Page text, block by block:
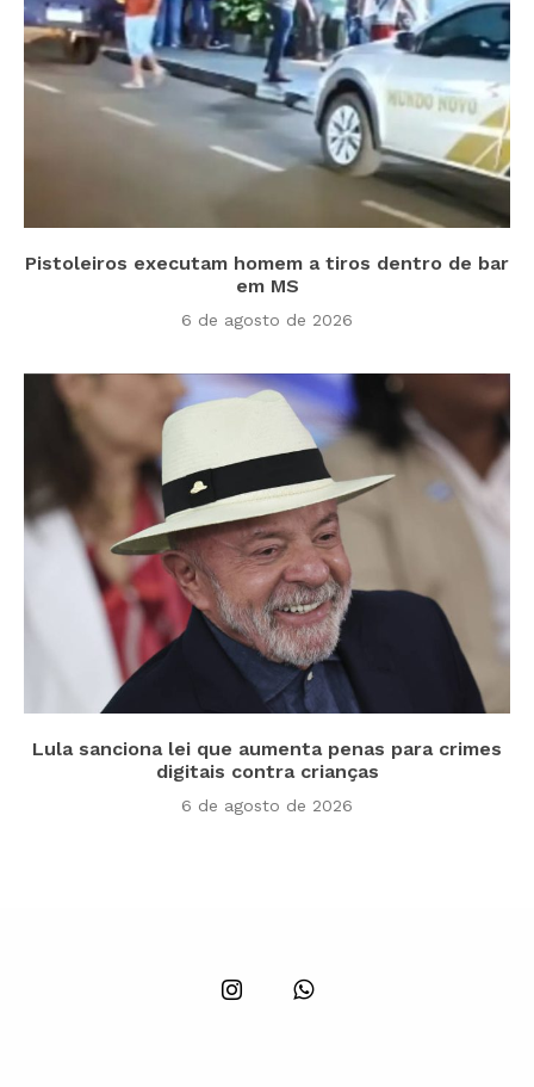
Pistoleiros executam homem a tiros dentro de bar
em MS
6 de agosto de 2026
Lula sanciona lei que aumenta penas para crimes
digitais contra crianças
6 de agosto de 2026